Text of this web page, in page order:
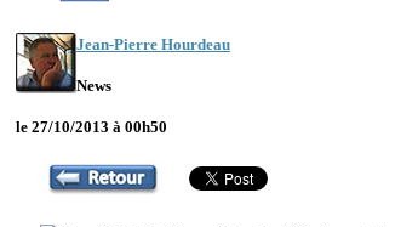
Jean-Pierre Hourdeau
News
le 27/10/2013 à 00h50